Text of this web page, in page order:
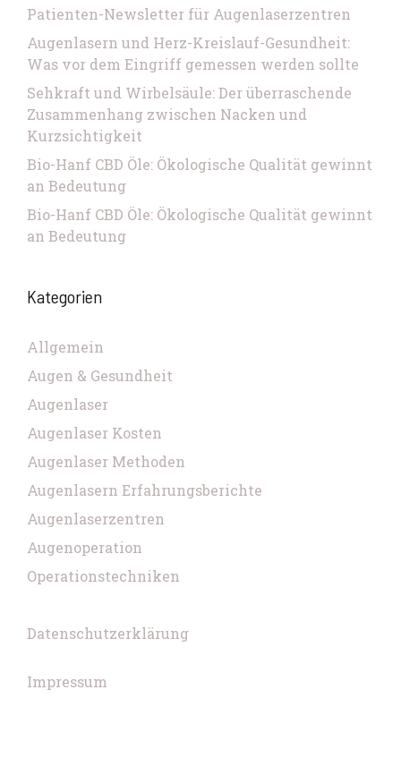
Patienten-Newsletter für Augenlaserzentren
Augenlasern und Herz-Kreislauf-Gesundheit:
Was vor dem Eingriff gemessen werden sollte
Sehkraft und Wirbelsäule: Der überraschende
Zusammenhang zwischen Nacken und
Kurzsichtigkeit
Bio-Hanf CBD Öle: Ökologische Qualität gewinnt
an Bedeutung
Bio-Hanf CBD Öle: Ökologische Qualität gewinnt
an Bedeutung
Kategorien
Allgemein
Augen & Gesundheit
Augenlaser
Augenlaser Kosten
Augenlaser Methoden
Augenlasern Erfahrungsberichte
Augenlaserzentren
Augenoperation
Operationstechniken
Datenschutzerklärung
Impressum